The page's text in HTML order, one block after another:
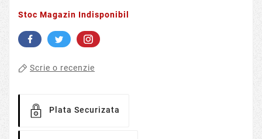
Stoc Magazin Indisponibil
Scrie o recenzie
Plata Securizata